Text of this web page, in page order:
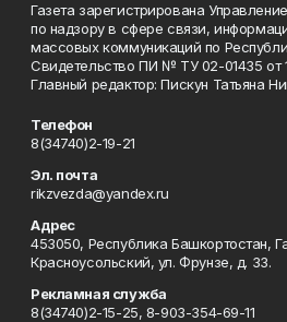
Газета зарегистрирована
по надзору в сфере связи,
массовых коммуникаций по
Свидетельство ПИ № ТУ 02-01435 от
Главный редактор: Пискун Татьяна
Телефон
8(34740)2-19-21
Эл. почта
rikzvezda@yandex.ru
Адрес
453050, Республика Башкортостан,
Красноусольский, ул. Фрунзе, д. 33.
Рекламная служба
8(34740)2-15-25, 8-903-354-69-11